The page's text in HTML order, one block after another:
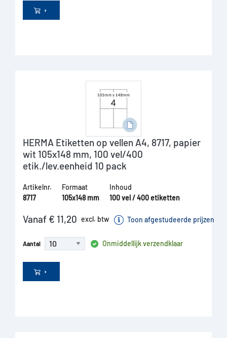
HERMA Etiketten op vellen A4, 8717, papier
wit 105x148 mm, 100 vel/400
etik./lev.eenheid 10 pack
Artikelnr.
8717
Formaat
105x148 mm
Inhoud
100 vel / 400 etiketten
Vanaf € 11,20 excl. btw Toon afgestudeerde prijzen
Aantal Onmiddellijk verzendklaar